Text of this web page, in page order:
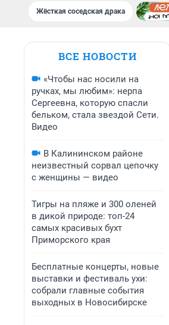
Жёсткая соседская драка
ВСЕ НОВОСТИ
«Чтобы нас носили на
ручках, мы любим»: нерпа
Сергеевна, которую спасли
бельком, стала звездой Сети.
Видео
В Калининском районе
неизвестный сорвал цепочку
с женщины — видео
Тигры на пляже и 300 оленей
в дикой природе: топ-24
самых красивых бухт
Приморского края
Бесплатные концерты, новые
выставки и фестиваль ухи:
собрали главные события
выходных в Новосибирске